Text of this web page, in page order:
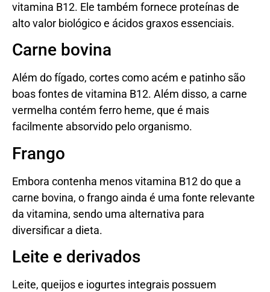
vitamina B12. Ele também fornece proteínas de
alto valor biológico e ácidos graxos essenciais.
Carne bovina
Além do fígado, cortes como acém e patinho são
boas fontes de vitamina B12. Além disso, a carne
vermelha contém ferro heme, que é mais
facilmente absorvido pelo organismo.
Frango
Embora contenha menos vitamina B12 do que a
carne bovina, o frango ainda é uma fonte relevante
da vitamina, sendo uma alternativa para
diversificar a dieta.
Leite e derivados
Leite, queijos e iogurtes integrais possuem